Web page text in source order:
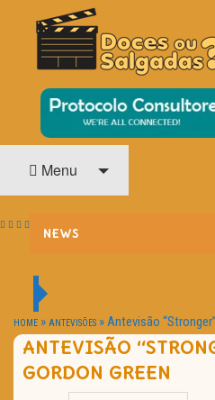
DOCES OU SALGADAS?
O Cinema? Uma Paixão!!
Menu
NEWS
HOME CINEMA
NOTA PESSOAL
HOME » ANTEVISÕES »Antevisão
ANTEVISÃO
GORDON GREEN